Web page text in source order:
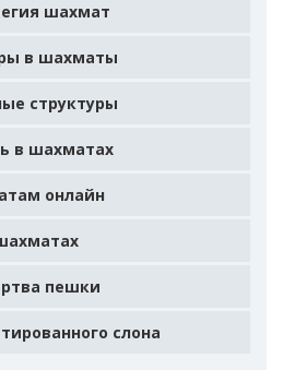
шахмат
в шахматы
структуры
в шахматах
онлайн
пешки
слона